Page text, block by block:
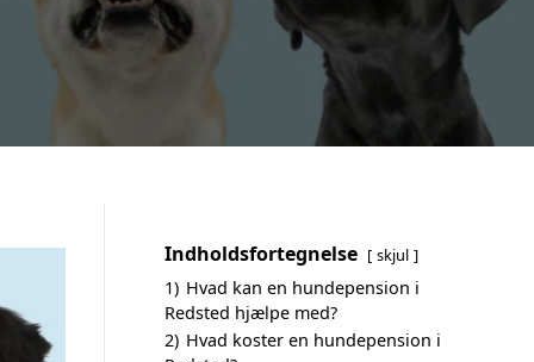
Indholdsfortegnelse skjul
1) Hvad kan en hundepension i
Redsted hjælpe med?
2) Hvad koster en hundepension i